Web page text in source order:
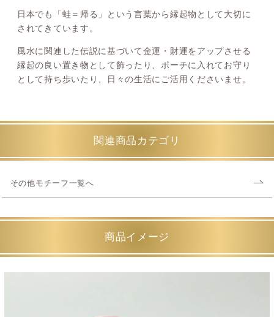
日本でも「蛙＝帰る」という言葉から縁起物として大切に
されてきています。
風水に関連した伝説に基づいて金運・財運をアップさせる
縁起の良い置き物として飾ったり、ポーチに入れてお守り
として持ち歩いたり、日々の生活にご活用くださいませ。
関連商品カテゴリ
その他モチーフ一覧へ
商品イメージ